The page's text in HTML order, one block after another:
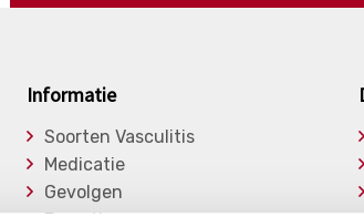
Informatie
Soorten Vasculitis
Medicatie
Gevolgen